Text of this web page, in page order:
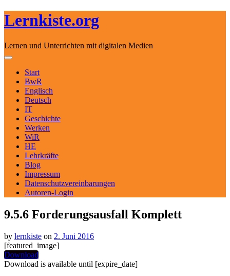
Lernkiste.org
Lernen und Unterrichten mit digitalen Medien
Skip to content
Toggle navigation
Start
BwR
Englisch
Deutsch
IT
Geschichte
Werken
WiR
HE
Lehrkräfte
Blog
Impressum
Datenschutzvereinbarungen
Autoren-Login
9.5.6 Forderungsausfall Komplett
by lernkiste on 2. Juni 2016
[featured_image]
Download
Download is available until [expire_date]